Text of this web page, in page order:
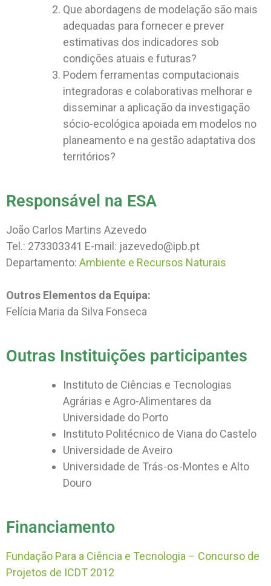
Que abordagens de modelação são mais
adequadas para fornecer e prever
estimativas dos indicadores sob
condições atuais e futuras?
Podem ferramentas computacionais
integradoras e colaborativas melhorar e
disseminar a aplicação da investigação
sócio-ecológica apoiada em modelos no
planeamento e na gestão adaptativa dos
territórios?
Responsável na ESA
João Carlos Martins Azevedo
Tel.: 273303341 E-mail: jazevedo@ipb.pt
Departamento: Ambiente e Recursos Naturais
Outros Elementos da Equipa:
Felícia Maria da Silva Fonseca
Outras Instituições participantes
Instituto de Ciências e Tecnologias
Agrárias e Agro-Alimentares da
Universidade do Porto
Instituto Politécnico de Viana do Castelo
Universidade de Aveiro
Universidade de Trás-os-Montes e Alto
Douro
Financiamento
Fundação Para a Ciência e Tecnologia – Concurso de
Projetos de ICDT 2012